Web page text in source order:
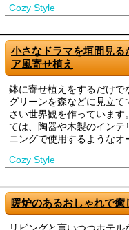
Cozy Style
小さなドラマを垣間見る
ア風寄せ植え
鉢に寄せ植えをするだけで
グリーンを森などに見立て
さい世界観を作っています
ては、陶器や木製のインテ
ニングで使用するようなオ
Cozy Style
暖炉のあるおしゃれで癒